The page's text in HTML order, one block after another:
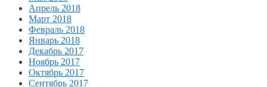
Апрель 2018
Март 2018
Февраль 2018
Январь 2018
Декабрь 2017
Ноябрь 2017
Октябрь 2017
Сентябрь 2017